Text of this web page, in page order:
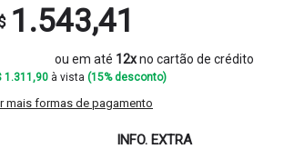
1.543,41
ou em até 12xno cartão de crédito
1.311,90 à vista (15% desconto)
mais formas de pagamento
INFO. EXTRA